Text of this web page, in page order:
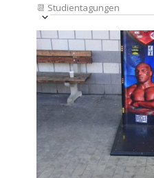
📆 Studientagungen
Ansichten-
Navigation
Veranstaltung
Ansichten-
Navigation
auswählen.
List
of
Veranstaltungen
in
Photo
View